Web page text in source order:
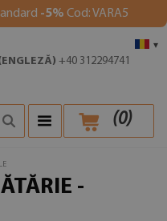
-5% Cod: VARA5
▾
+40 312294741
(0)
-